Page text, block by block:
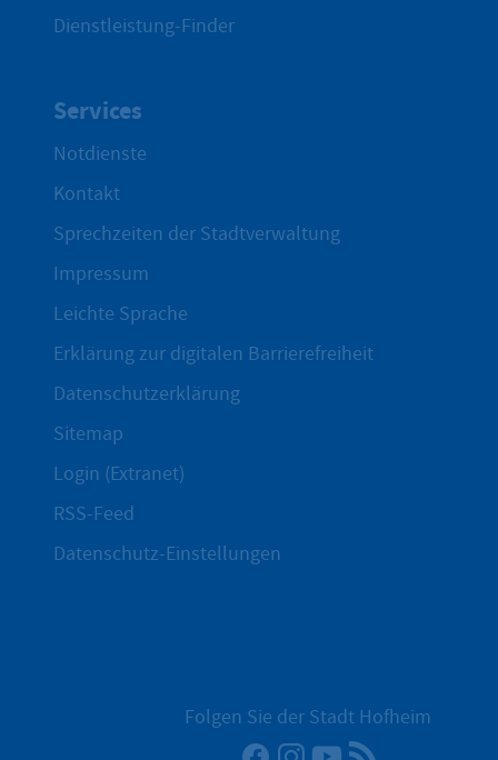
Dienstleistung-Finder
Services
Notdienste
Kontakt
Sprechzeiten der Stadtverwaltung
Impressum
Leichte Sprache
Erklärung zur digitalen Barrierefreiheit
Datenschutzerklärung
Sitemap
Login (Extranet)
RSS-Feed
Datenschutz-Einstellungen
Folgen Sie der Stadt Hofheim
Facebook
Instagram
YouTube